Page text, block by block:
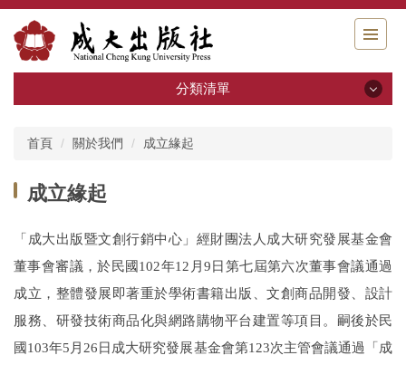
跳
到
主
要
容
分類清單
關於我們
書籍分類
系列叢書
活動回顧
首頁 關於我們 成立緣起
成立緣起
「成大出版暨文創行銷中心」經財團法人成大研究發展基金會
董事會審議，於民國102年12 月9日第七屆第六次董事會議通過
成立，整體發展即著重於學術書籍出版、文創商品開發、設計
服務、研發技術商品化與網路購物平台建置等項目。嗣後於民
國103年5 月 26日成大研究發展基金會第123次主管會議通過「成